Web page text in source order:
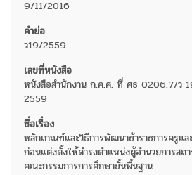
9/11/2016
ว19/2559
หนังสือสำนักงาน ก.ค.ศ. ที่ ศธ 0206.7/ว
2559
หลักเกณฑ์และวิธีการพัฒนาข้าราชการครูแล
ก่อนแต่งตั้งให้ดำรงตำแหน่งผู้อำนวยการสถ
คณะกรรมการการศึกษาขั้นพื้นฐาน